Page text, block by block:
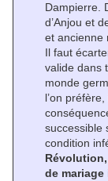
Dampierre.
d’Anjou et
et ancienne
Il faut
valide dans
monde
l’on
successible
condition
de mariage